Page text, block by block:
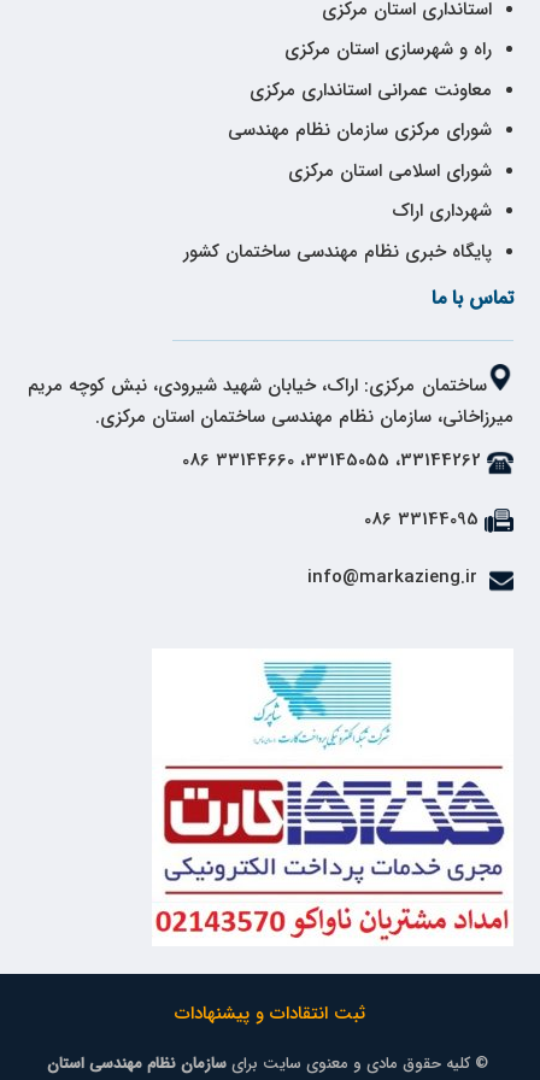
استانداری استان مرکزی
راه و شهرسازی استان مرکزی
معاونت عمرانی استانداری مرکزی
شورای مرکزی سازمان نظام مهندسی
شورای اسلامی استان مرکزی
شهرداری اراک
پایگاه خبری نظام مهندسی ساختمان کشور
تماس با ما
ساختمان مرکزی: اراک، خیابان شهید شیرودی، نبش کوچه مریم
میرزاخانی، سازمان نظام مهندسی ساختمان استان مرکزی.
33144262، 33145055، 33144660 086
33144095 086
ثبت انتقادات و پیشنهادات
© کلیه حقوق مادی و معنوی سایت برایسازمان نظام مهندسی استان